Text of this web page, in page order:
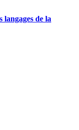
langages de la